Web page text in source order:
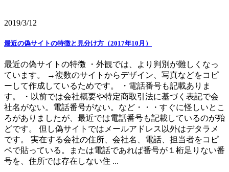
2019/3/12
最近の偽サイトの特徴と見分け方（2017年10月）
最近の偽サイトの特徴 ・外観では、より判別が難しくなっ
ています。 →複数のサイトからデザイン、写真などをコピ
ーして作成しているためです。 ・電話番号も記載ありま
す。 ・以前では会社概要や特定商取引法に基づく表記で会
社名がない。電話番号がない。など・・・すぐに怪しいとこ
ろがありましたが、最近では電話番号も記載しているのが殆
どです。 但し偽サイトではメールアドレス以外はデタラメ
です。 実在する会社の住所、会社名、電話、担当者をコピ
ペで貼っている。または電話であれば番号が１桁足りない番
号を、住所では存在しない住 ...